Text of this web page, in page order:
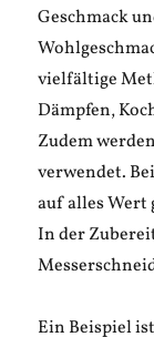
Geschmack
vielfältige
Dämpfen,
Zudem
verwendet.
auf alles Wert
In der
Ein Beispiel